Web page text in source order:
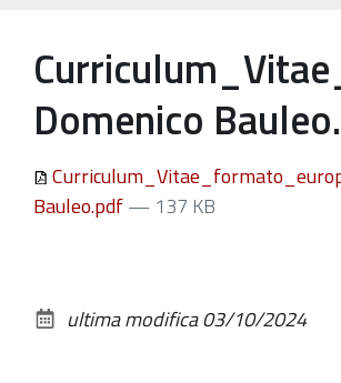
Domenico
Bauleo.pdf— 137 KB
documento
ultima modifica03/10/2024